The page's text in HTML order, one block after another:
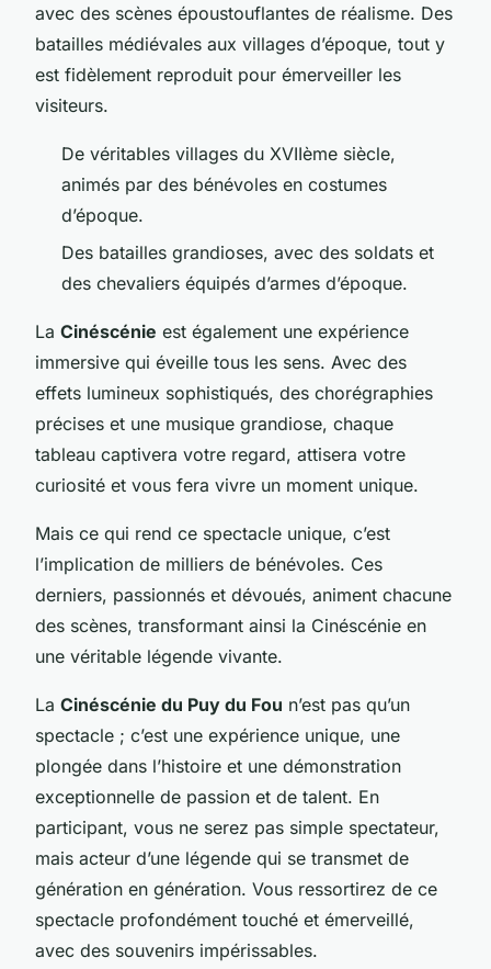
avec des scènes époustouflantes de réalisme. Des
batailles médiévales aux villages d’époque, tout y
est fidèlement reproduit pour émerveiller les
visiteurs.
De véritables villages du XVIIème siècle,
animés par des bénévoles en costumes
d’époque.
Des batailles grandioses, avec des soldats et
des chevaliers équipés d’armes d’époque.
La Cinéscénie est également une expérience
immersive qui éveille tous les sens. Avec des
effets lumineux sophistiqués, des chorégraphies
précises et une musique grandiose, chaque
tableau captivera votre regard, attisera votre
curiosité et vous fera vivre un moment unique.
Mais ce qui rend ce spectacle unique, c’est
l’implication de milliers de bénévoles. Ces
derniers, passionnés et dévoués, animent chacune
des scènes, transformant ainsi la Cinéscénie en
une véritable légende vivante.
La Cinéscénie du Puy du Fou n’est pas qu’un
spectacle ; c’est une expérience unique, une
plongée dans l’histoire et une démonstration
exceptionnelle de passion et de talent. En
participant, vous ne serez pas simple spectateur,
mais acteur d’une légende qui se transmet de
génération en génération. Vous ressortirez de ce
spectacle profondément touché et émerveillé,
avec des souvenirs impérissables.